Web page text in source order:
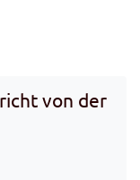
von der